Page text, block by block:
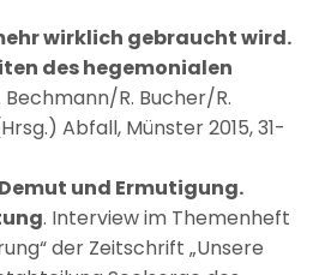
wirklich gebraucht wird.
des hegemonialen
Bechmann/R. Bucher/R.
Abfall, Münster 2015, 31-
und Ermutigung.
. Interview im Themenheft
der Zeitschrift „Unsere